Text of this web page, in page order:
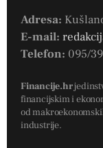
Adresa:
E-mail:
Telefon: 095/
Financije.hr
financijskim i
od
industrije.